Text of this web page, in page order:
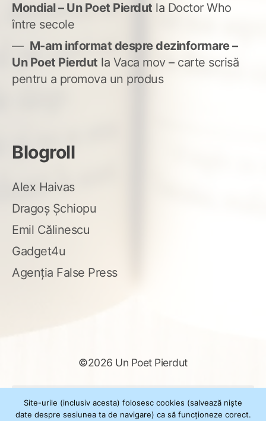
Mondial – Un Poet Pierdut la Doctor Who
între secole
M-am informat despre dezinformare –
Un Poet Pierdut la Vaca mov – carte scrisă
pentru a promova un produs
Blogroll
Alex Haivas
Dragoș Șchiopu
Emil Călinescu
Gadget4u
Agenția False Press
©2026 Un Poet Pierdut
după:
Site-urile (inclusiv acesta) folosesc cookies (salvează niște
date despre sesiunea ta de navigare) ca să funcționeze corect.